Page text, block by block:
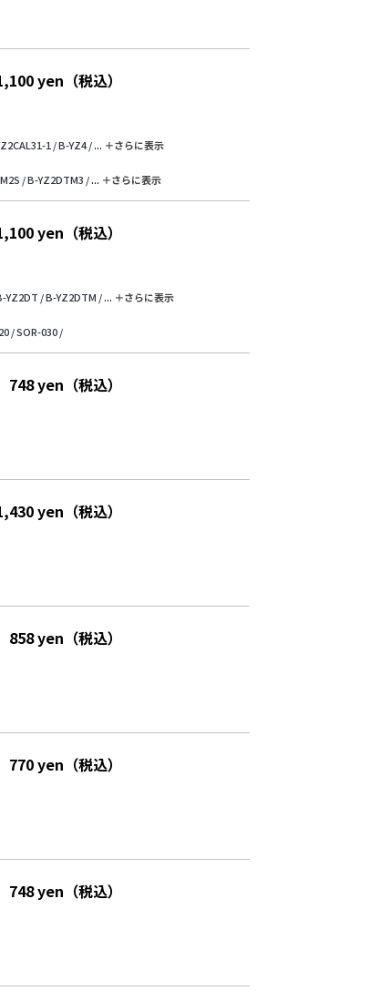
yen（税込）
1 /B-YZ4 /... ＋さらに表⽰
/B-YZ2DTM3 /... ＋さらに表⽰
yen（税込）
YZ2DT /B-YZ2DTM /... ＋さらに表⽰
/SOR-030 /
748 yen（税込）
yen（税込）
858 yen（税込）
770 yen（税込）
748 yen（税込）